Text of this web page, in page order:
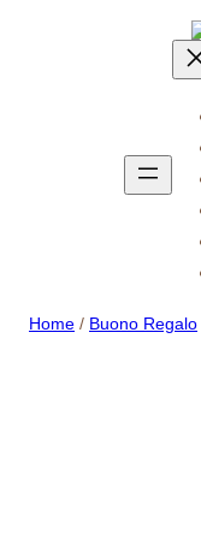
Home / Buono Regalo